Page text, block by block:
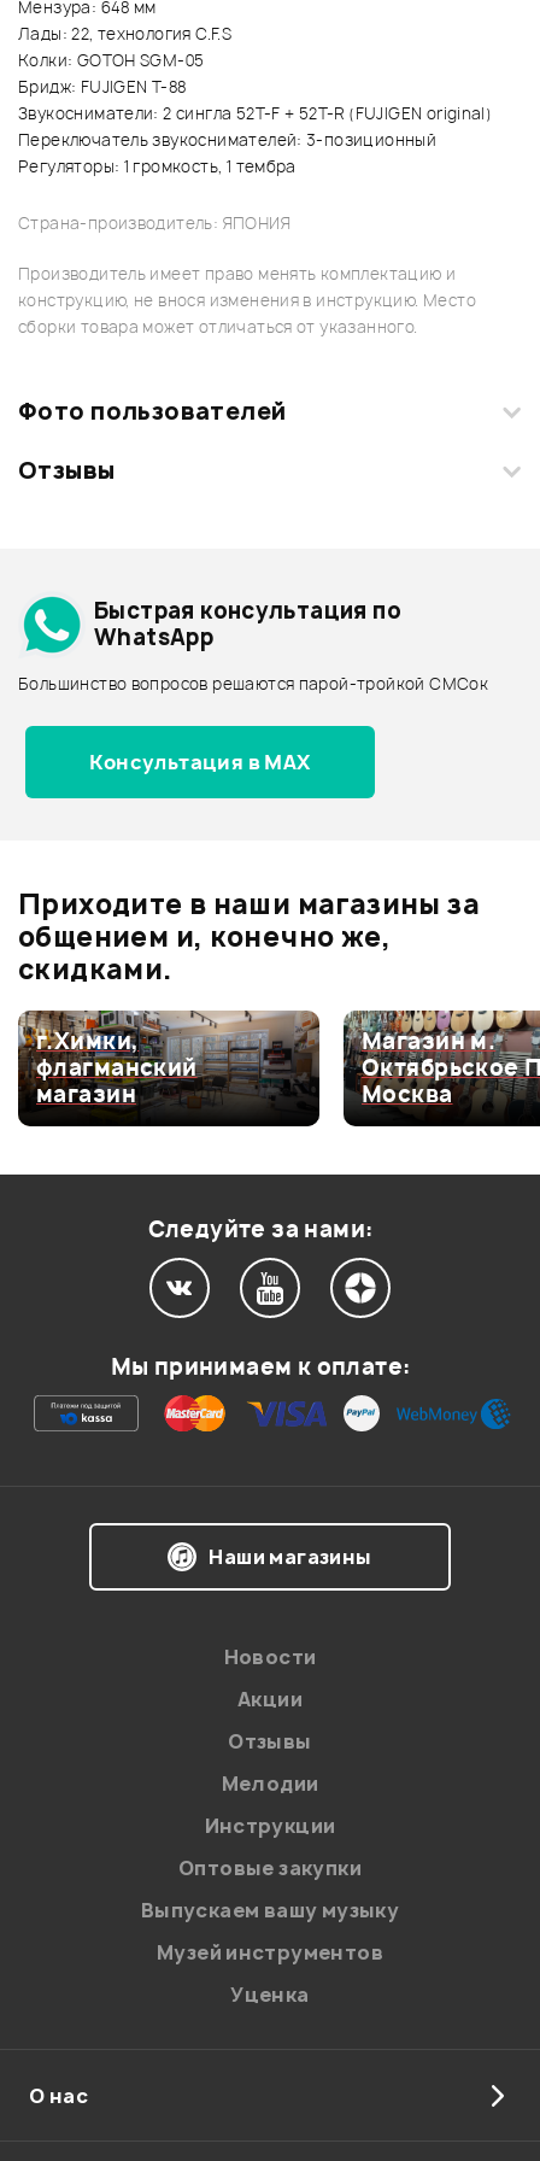
Мензура: 648 мм
Лады: 22, технология C.F.S
Колки: GOTOH SGM-05
Бридж: FUJIGEN Т-88
Звукосниматели: 2 сингла 52T-F + 52T-R (FUJIGEN original)
Переключатель звукоснимателей: 3-позиционный
Регуляторы: 1 громкость, 1 тембра
Страна-производитель: ЯПОНИЯ
Производитель имеет право менять комплектацию и
конструкцию, не внося изменения в инструкцию. Место
сборки товара может отличаться от указанного.
Фото пользователей
Загрузите свои фотографии купленного товара и получите
Отзывы
0.0
Оценка5
0
Оценка4
0
Оценка3
0
Архив товаров - дешевле
Архив товаров - дороже
Все товары FUJIGEN
Архив товаров - новинки
Ваша оценка:
на обработку персональных данных в
Политикой в отношении обработки
персональных данных.
Введите проверочное число:
Отправить
Быстрая консультация по
WhatsApp
Большинство вопросов решаются парой-тройкой СМСок
Консультация в MAX
Приходите в наши магазины за
общением и, конечно же,
скидками.
г.Химки,
флагманский
магазин
Магазин м.
Октябрьское
Москва
Следуйте за нами:
Мы принимаем к оплате:
Наши магазины
Новости
Акции
Отзывы
Мелодии
Инструкции
Оптовые закупки
Выпускаем вашу музыку
Музей инструментов
Уценка
О нас